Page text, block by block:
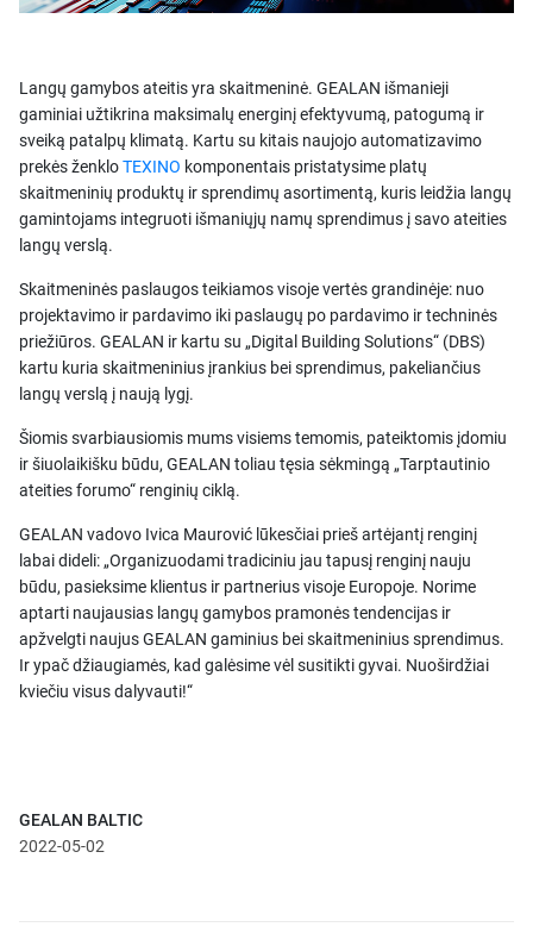
Langų gamybos ateitis yra skaitmeninė. GEALAN išmanieji
gaminiai užtikrina maksimalų energinį efektyvumą, patogumą ir
sveiką patalpų klimatą. Kartu su kitais naujojo automatizavimo
prekės ženkloTEXINO komponentais pristatysime platų
skaitmeninių produktų ir sprendimų asortimentą, kuris leidžia langų
gamintojams integruoti išmaniųjų namų sprendimus į savo ateities
langų verslą.
Skaitmeninės paslaugos teikiamos visoje vertės grandinėje: nuo
projektavimo ir pardavimo iki paslaugų po pardavimo ir techninės
priežiūros. GEALAN ir kartu su „Digital Building Solutions“ (DBS)
kartu kuria skaitmeninius įrankius bei sprendimus, pakeliančius
langų verslą į naują lygį.
Šiomis svarbiausiomis mums visiems temomis, pateiktomis įdomiu
ir šiuolaikišku būdu, GEALAN toliau tęsia sėkmingą „Tarptautinio
ateities forumo“ renginių ciklą.
GEALAN vadovo Ivica Maurović lūkesčiai prieš artėjantį renginį
labai dideli: „Organizuodami tradiciniu jau tapusį renginį nauju
būdu, pasieksime klientus ir partnerius visoje Europoje. Norime
aptarti naujausias langų gamybos pramonės tendencijas ir
apžvelgti naujus GEALAN gaminius bei skaitmeninius sprendimus.
Ir ypač džiaugiamės, kad galėsime vėl susitikti gyvai. Nuoširdžiai
kviečiu visus dalyvauti!“
GEALAN BALTIC
2022-05-02